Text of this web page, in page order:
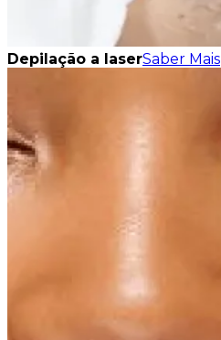
Depilação a laserSaber Mais